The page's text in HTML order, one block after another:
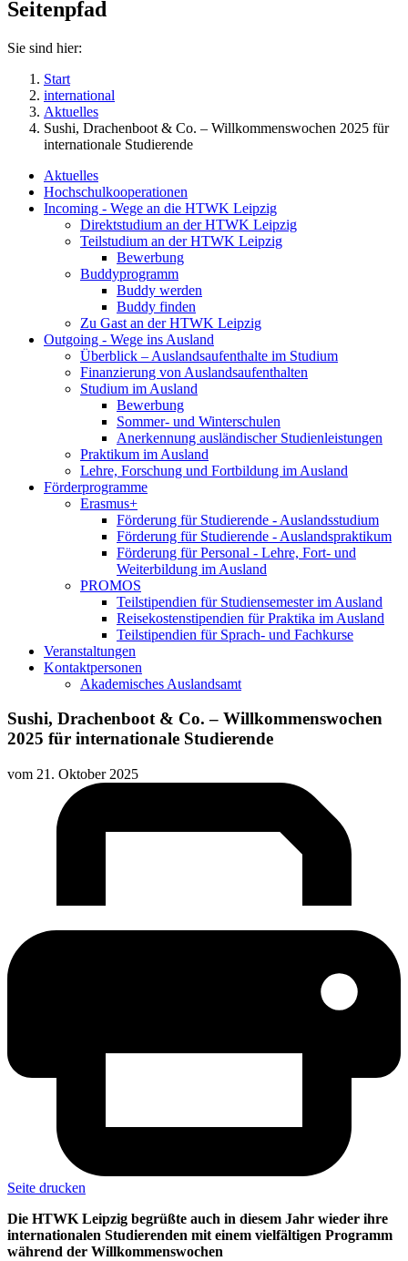
Seitenpfad
Sie sind hier:
Start
international
Aktuelles
Sushi, Drachenboot & Co. – Willkommenswochen 2025 für
internationale Studierende
Aktuelles
Hochschulkooperationen
Incoming - Wege an die HTWK Leipzig
Direktstudium an der HTWK Leipzig
Teilstudium an der HTWK Leipzig
Bewerbung
Buddyprogramm
Buddy werden
Buddy finden
Zu Gast an der HTWK Leipzig
Outgoing - Wege ins Ausland
Überblick – Auslandsaufenthalte im Studium
Finanzierung von Auslandsaufenthalten
Studium im Ausland
Bewerbung
Sommer- und Winterschulen
Anerkennung ausländischer Studienleistungen
Praktikum im Ausland
Lehre, Forschung und Fortbildung im Ausland
Förderprogramme
Erasmus+
Förderung für Studierende - Auslandsstudium
Förderung für Studierende - Auslandspraktikum
Förderung für Personal - Lehre, Fort- und
Weiterbildung im Ausland
PROMOS
Teilstipendien für Studiensemester im Ausland
Reisekostenstipendien für Praktika im Ausland
Teilstipendien für Sprach- und Fachkurse
Veranstaltungen
Kontaktpersonen
Akademisches Auslandsamt
Sushi, Drachenboot & Co. – Willkommenswochen
2025 für internationale Studierende
vom 21. Oktober 2025
Seite drucken
Die HTWK Leipzig begrüßte auch in diesem Jahr wieder ihre
internationalen Studierenden mit einem vielfältigen Programm
während der Willkommenswochen